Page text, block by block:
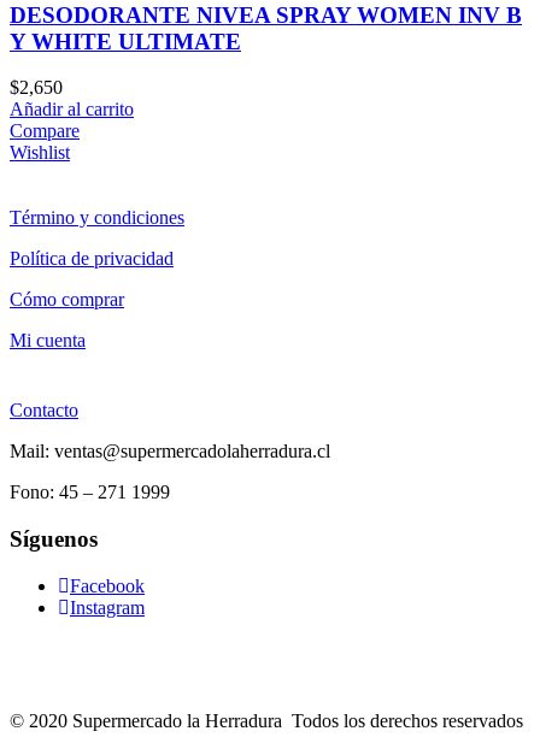
DESODORANTE NIVEA SPRAY WOMEN INV B
Y WHITE ULTIMATE
$2,650
Añadir al carrito
Compare
Wishlist
Término y condiciones
Política de privacidad
Cómo comprar
Mi cuenta
Contacto
Mail: ventas@supermercadolaherradura.cl
Fono: 45 – 271 1999
Síguenos
Facebook
Instagram
© 2020 Supermercado la Herradura Todos los derechos reservados